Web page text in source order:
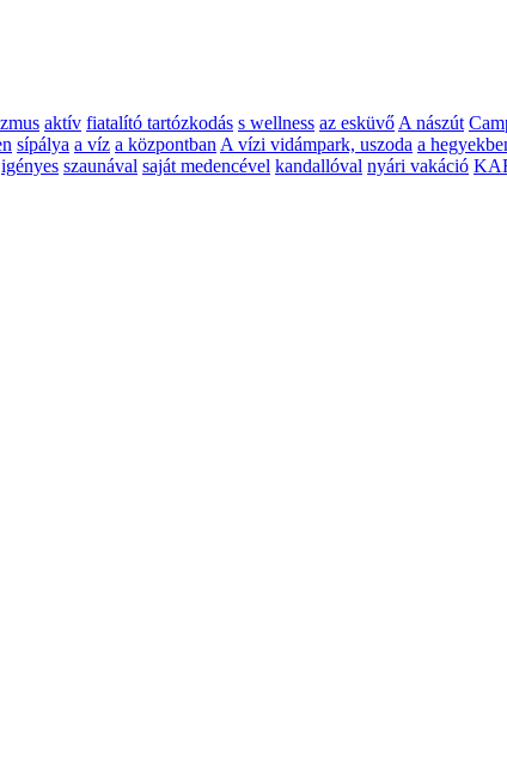
aktív fiatalító tartózkodás s wellness az esküvő A nászút
sípálya a víz a központban A vízi vidámpark, uszoda a
igényes szaunával saját medencével kandallóval nyári vakáció